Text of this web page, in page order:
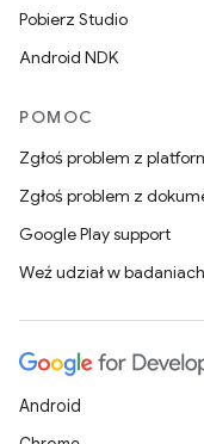
Pobierz Studio
Android NDK
POMOC
Zgłoś problem z
Zgłoś problem z
Google Play support
Weź udział w badaniach
Android